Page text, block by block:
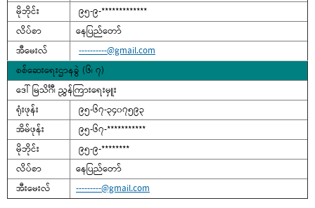
မိုဘိုင်း
၉၅-၉-*************
လိပ်စာ
နေပြည်တော်
အီမေးလ်
----------@gmail.com
စစ်ဆေးရေးဌာနခွဲ (၆၊ ၇)
ဒေါ် မြသိင်္ဂီ၊ ညွှန်ကြားရေးမှူး
ရုံးဖုန်း
၉၅-၆၇-၃၄၀၇၅၉၃
အိမ်ဖုန်း
၉၅-၆၇-***********
မိုဘိုင်း
၉၅-၉-********
လိပ်စာ
နေပြည်တော်
အီးမေးလ်
---------@gmail.com